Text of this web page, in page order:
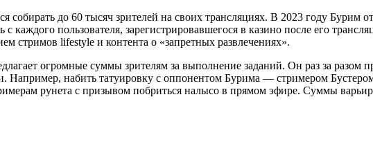
собирать до 60 тысяч зрителей на своих трансляциях. В 2023 году Бурим
пользователя, зарегистрировавшегося в казино после его
стримов lifestyle и контента о «запретных развлечениях».
огромные суммы зрителям за выполнение заданий. Он раз за разом
набить татуировку с оппонентом Бурима — стримером
рунета с призывом побриться налысо в прямом эфире. Суммы